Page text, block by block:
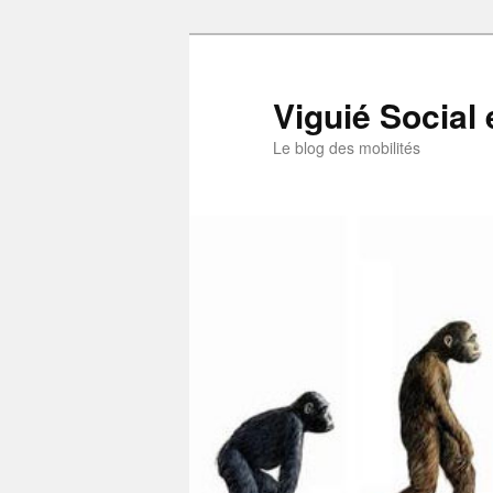
Viguié Social
Le blog des mobilités